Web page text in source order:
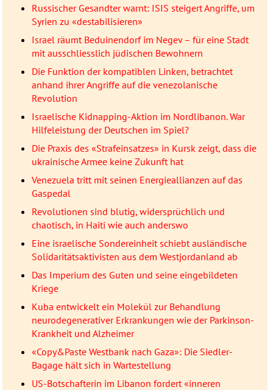
Russischer Gesandter warnt: ISIS steigert Angriffe, um
Syrien zu «destabilisieren»
Israel räumt Beduinendorf im Negev – für eine Stadt
mit ausschliesslich jüdischen Bewohnern
Die Funktion der kompatiblen Linken, betrachtet
anhand ihrer Angriffe auf die venezolanische
Revolution
Israelische Kidnapping-Aktion im Nordlibanon. War
Hilfeleistung der Deutschen im Spiel?
Die Praxis des «Strafeinsatzes» in Kursk zeigt, dass die
ukrainische Armee keine Zukunft hat
Venezuela tritt mit seinen Energieallianzen auf das
Gaspedal
Revolutionen sind blutig, widersprüchlich und
chaotisch, in Haiti wie auch anderswo
Eine israelische Sondereinheit schiebt ausländische
Solidaritätsaktivisten aus dem Westjordanland ab
Das Imperium des Guten und seine eingebildeten
Kriege
Kuba entwickelt ein Molekül zur Behandlung
neurodegenerativer Erkrankungen wie der Parkinson-
Krankheit und Alzheimer
«Copy&Paste Westbank nach Gaza»: Die Siedler-
Bagage hält sich in Wartestellung
US-Botschafterin im Libanon fordert «inneren